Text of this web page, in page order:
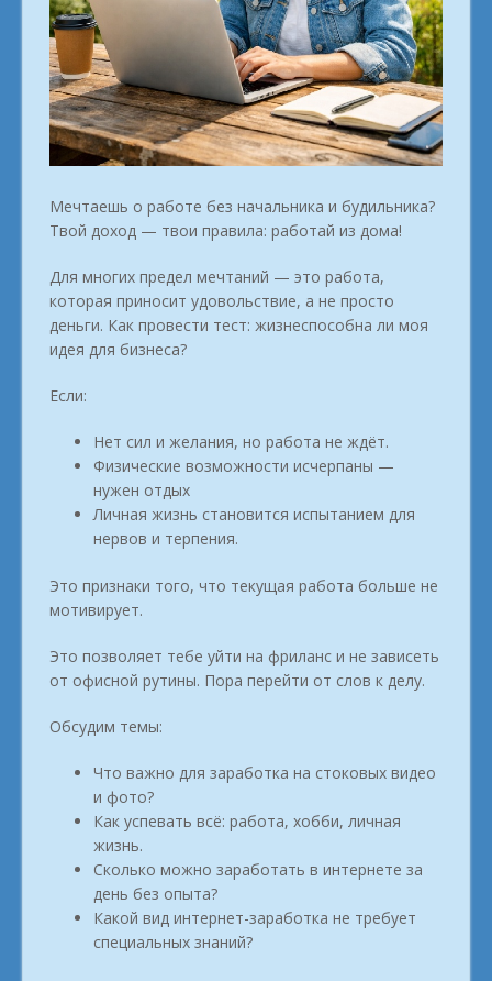
Мечтаешь о работе без начальника и будильника?
Твой доход — твои правила: работай из дома!
Для многих предел мечтаний — это работа,
которая приносит удовольствие, а не просто
деньги. Как провести тест: жизнеспособна ли моя
идея для бизнеса?
Если:
Нет сил и желания, но работа не ждёт.
Физические возможности исчерпаны —
нужен отдых
Личная жизнь становится испытанием для
нервов и терпения.
Это признаки того, что текущая работа больше не
мотивирует.
Это позволяет тебе уйти на фриланс и не зависеть
от офисной рутины. Пора перейти от слов к делу.
Обсудим темы:
Что важно для заработка на стоковых видео
и фото?
Как успевать всё: работа, хобби, личная
жизнь.
Сколько можно заработать в интернете за
день без опыта?
Какой вид интернет-заработка не требует
специальных знаний?